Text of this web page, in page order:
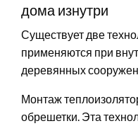
дома изнутри
Существует две
применяются при
деревянных
Монтаж
обрешетки. Эта